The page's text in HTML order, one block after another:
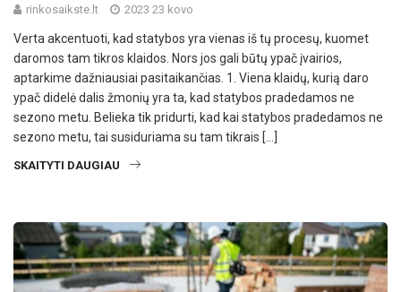
rinkosaikste.lt 2023 23 kovo
Verta akcentuoti, kad statybos yra vienas iš tų procesų, kuomet
daromos tam tikros klaidos. Nors jos gali būtų ypač įvairios,
aptarkime dažniausiai pasitaikančias. 1. Viena klaidų, kurią daro
ypač didelė dalis žmonių yra ta, kad statybos pradedamos ne
sezono metu. Belieka tik pridurti, kad kai statybos pradedamos ne
sezono metu, tai susiduriama su tam tikrais […]
SKAITYTI DAUGIAU